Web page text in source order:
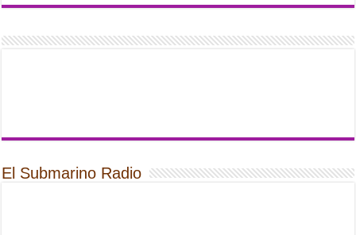
El Submarino Radio